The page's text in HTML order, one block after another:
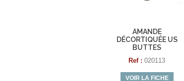
AMANDE
DÉCORTIQUÉE US
BUTTES
Ref : 020113
VOIR LA FICHE